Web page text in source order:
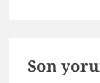
Son